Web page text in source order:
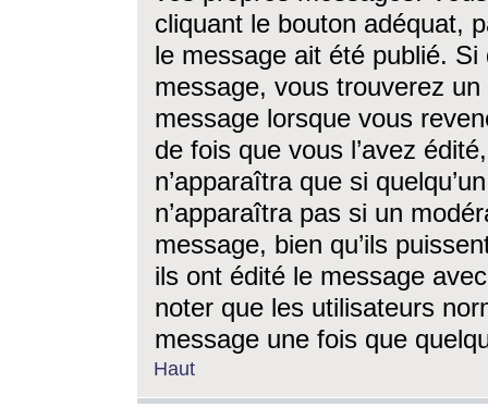
cliquant le bouton adéquat,
le message ait été publié. Si
message, vous trouverez
message lorsque vous
de fois que vous l’avez
n’apparaîtra que si
n’apparaîtra pas si un
message, bien qu’ils
ils ont édité le message
noter que les utilisateurs
message une fois que
Haut